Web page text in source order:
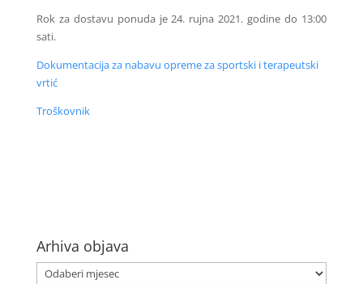
Rok za dostavu ponuda je 24. rujna 2021. godine do 13:00
sati.
Dokumentacija za nabavu opreme za sportski i terapeutski
vrtić
Troškovnik
Arhiva objava